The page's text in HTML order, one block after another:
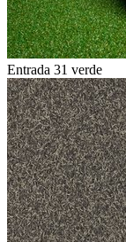
Entrada 31 verde